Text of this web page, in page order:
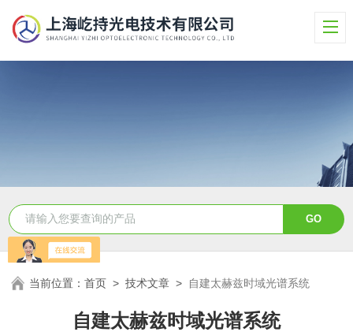
当前位置：首页 >技术文章 > 自建太赫兹时域光谱系统
自建太赫兹时域光谱系统